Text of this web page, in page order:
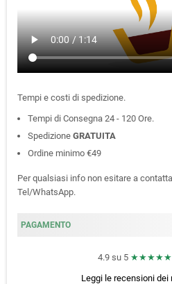
Tempi e costi di spedizione.
Tempi di Consegna 24 - 120 Ore.
Spedizione GRATUITA
Ordine minimo €49
Per qualsiasi info non esitare a
Tel/WhatsApp.
PAGAMENTO
4.9 su 5 ★★★★★
Leggi le recensioni